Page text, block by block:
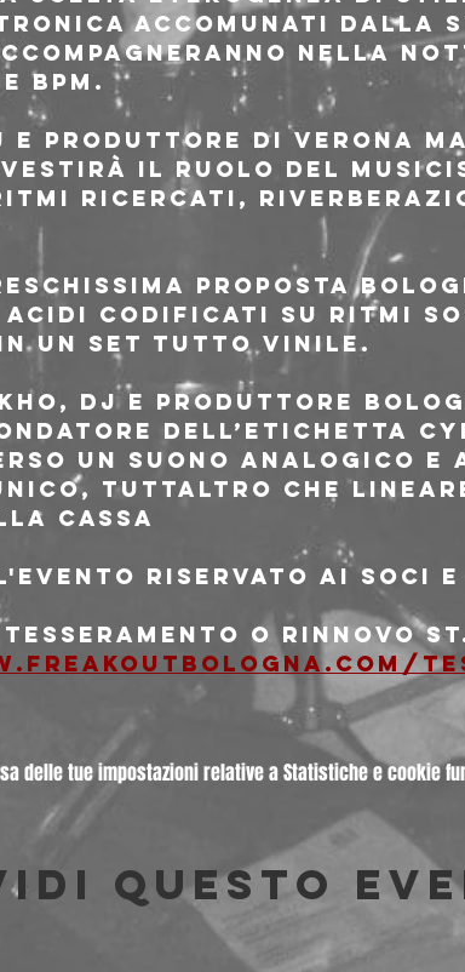
accomunati dalla
nella
bpm.
dj e produttore di Verona
vestirà il ruolo del
ricercati,
proposta
acidi codificati su ritmi
un set tutto vinile.
dj e produttore
dell’etichetta
un suono analogico e
tuttaltro che
cassa
riservato ai soci e
o rinnovo st.
delle tue impostazioni relative a Statistiche e cookie
questo